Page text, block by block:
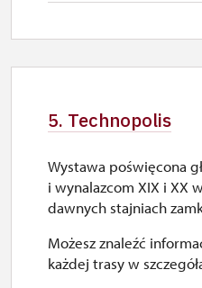
5. Technopolis
Wystawa poświęcona
i wynalazcom XIX i XX
dawnych stajniach
Możesz znaleźć
każdej trasy w